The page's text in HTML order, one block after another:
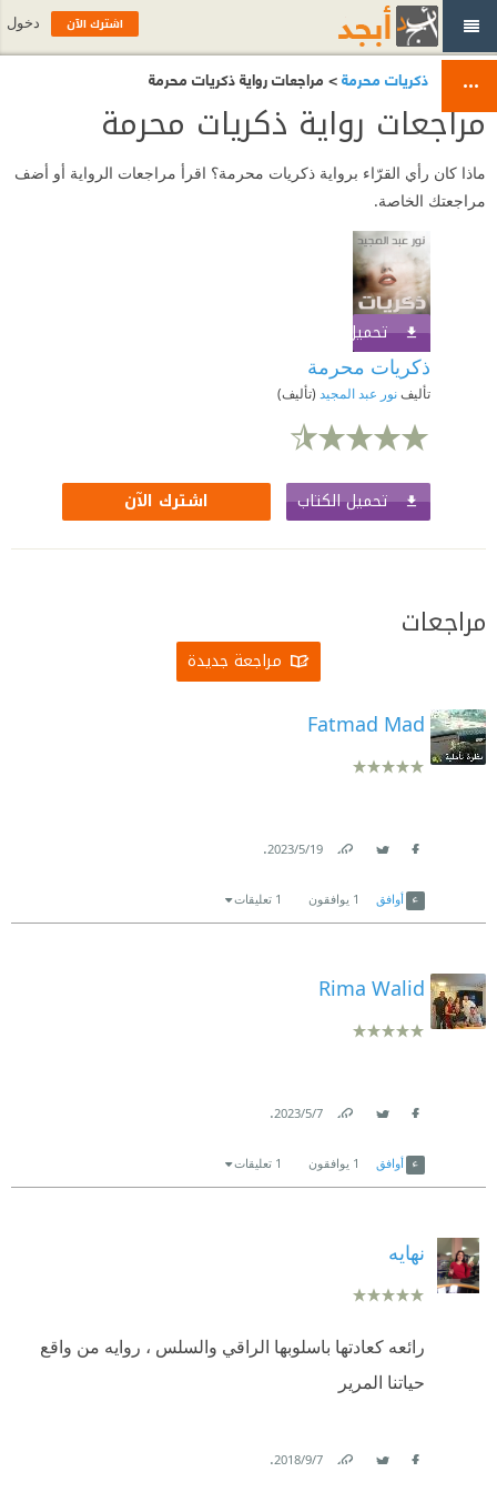
ذكريات محرمة> مراجعات رواية ذكريات محرمة
مراجعات رواية ذكريات محرمة
ماذا كان رأي القرّاء برواية ذكريات محرمة؟ اقرأ مراجعات الرواية أو أضف
مراجعتك الخاصة.
تحميل الكتاب
ذكريات محرمة
تأليفنور عبد المجيد (تأليف)
تحميل الكتاب اشترك الآن
مراجعات
مراجعة جديدة
Fatmad Mad
19‏/5‏/2023
.
أوافق 1 يوافقون 1 تعليقات
Rima Walid
7‏/5‏/2023
.
أوافق 1 يوافقون 1 تعليقات
نهايه
رائعه كعادتها باسلوبها الراقي والسلس ، روايه من واقع
حياتنا المرير
7‏/9‏/2018
.
اشترك الآن دخول